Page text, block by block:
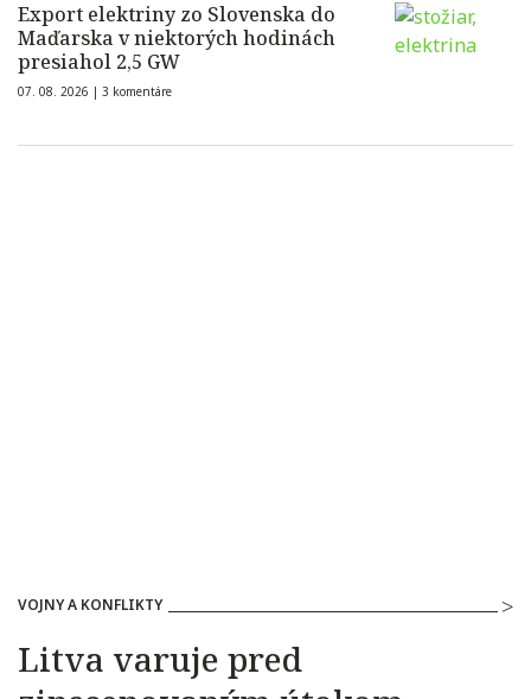
Export elektriny zo Slovenska do
Maďarska v niektorých hodinách
presiahol 2,5 GW
07. 08. 2026 | 3 komentáre
VOJNY A KONFLIKTY
Litva varuje pred